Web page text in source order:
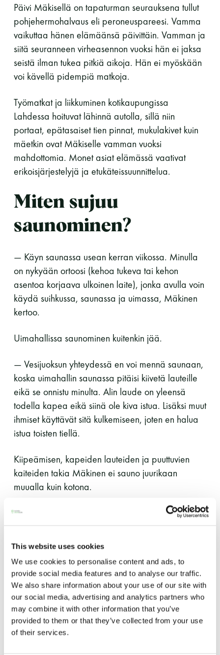
This website uses cookies
We use cookies to personalise content and ads, to
provide social media features and to analyse our traffic.
We also share information about your use of our site with
our social media, advertising and analytics partners who
may combine it with other information that you’ve
provided to them or that they’ve collected from your use
of their services.
11 saunomiskerran kortti
120€
3kk kortti - M / N
275€ / 115€
Vuosikortti - M / N
695€ / 275€
Suomen Saunaseura ry
Kahvio/kassa 050 372 4167
(saunojen aukioloaikana)
Y-tunnus: 0116872-9
Tietosuojaseloste
YHTEYSTIEDOT
Saunaseuran tarkoitus
Suomen Saunaseura vaalii perinteisiä, kohteliaita
saunomistapoja, joiden perustana on toisten
saunarauhan kunnioittaminen. Seura vaalii
saunakulttuuria ja pyrkii kehittämään suomalaista
saunaa ja edistämään sitä koskevaa tutkimusta.
Päivi Mäkisellä on tapaturman seurauksena tullut
pohjehermohalvaus eli peroneuspareesi. Vamma
vaikuttaa hänen elämäänsä päivittäin. Vamman ja
siitä seuranneen virheasennon vuoksi hän ei jaksa
seistä ilman tukea pitkiä aikoja. Hän ei myöskään
voi kävellä pidempiä matkoja.
Työmatkat ja liikkuminen kotikaupungissa
Lahdessa hoituvat lähinnä autolla, sillä niin
portaat, epätasaiset tien pinnat, mukulakivet kuin
mäetkin ovat Mäkiselle vamman vuoksi
mahdottomia. Monet asiat elämässä vaativat
erikoisjärjestelyjä ja etukäteissuunnittelua.
Miten sujuu
saunominen?
— Käyn saunassa usean kerran viikossa. Minulla
on nykyään ortoosi (kehoa tukeva tai kehon
asentoa korjaava ulkoinen laite), jonka avulla voin
käydä suihkussa, saunassa ja uimassa, Mäkinen
kertoo.
Uimahallissa saunominen kuitenkin jää.
— Vesijuoksun yhteydessä en voi mennä saunaan,
koska uimahallin saunassa pitäisi kiivetä lauteille
eikä se onnistu minulta. Alin laude on yleensä
todella kapea eikä siinä ole kiva istua. Lisäksi muut
ihmiset käyttävät sitä kulkemiseen, joten en halua
istua toisten tiellä.
Kiipeämisen, kapeiden lauteiden ja puuttuvien
kaiteiden takia Mäkinen ei sauno juurikaan
muualla kuin kotona.
Kotona Mäkiset saunovat ahkerasti ja he ovat
sijaan molemmille tuolit. Vielä kun Mäkisten
kylpyhuone on kompaktin kokoinen, Päivi selviää
hyvin kotisaunomisesta ilman apua.
— En ole vammautumisen jälkeen käyttänyt
saunaa muualla kuin kotona tai siskollani.
Haaveilen, että pääsisin kylpylään, jossa voisin
uida, ”lillua” altaassa ja nauttia erilaisista